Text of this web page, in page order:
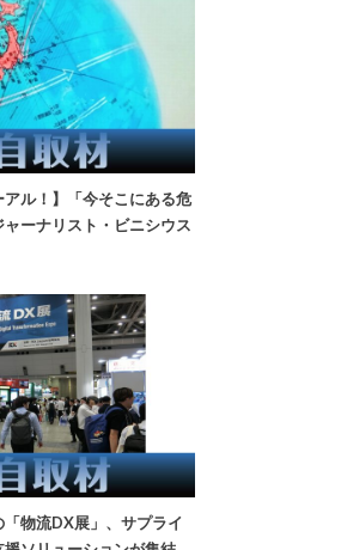
アル！】「今そこにある危
ーナリスト・ビニシウス
「物流DX展」、サプライ